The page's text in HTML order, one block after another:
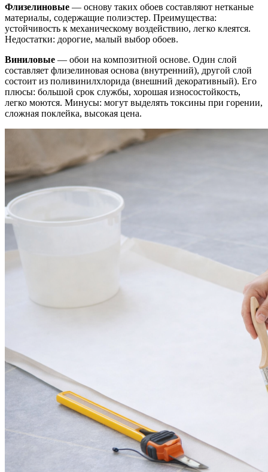
Флизелиновые — основу таких обоев составляют нетканые
материалы, содержащие полиэстер. Преимущества:
устойчивость к механическому воздействию, легко клеятся.
Недостатки: дорогие, малый выбор обоев.
Виниловые — обои на композитной основе. Один слой
составляет флизелиновая основа (внутренний), другой слой
состоит из поливинилхлорида (внешний декоративный). Его
плюсы: большой срок службы, хорошая износостойкость,
легко моются. Минусы: могут выделять токсины при горении,
сложная поклейка, высокая цена.